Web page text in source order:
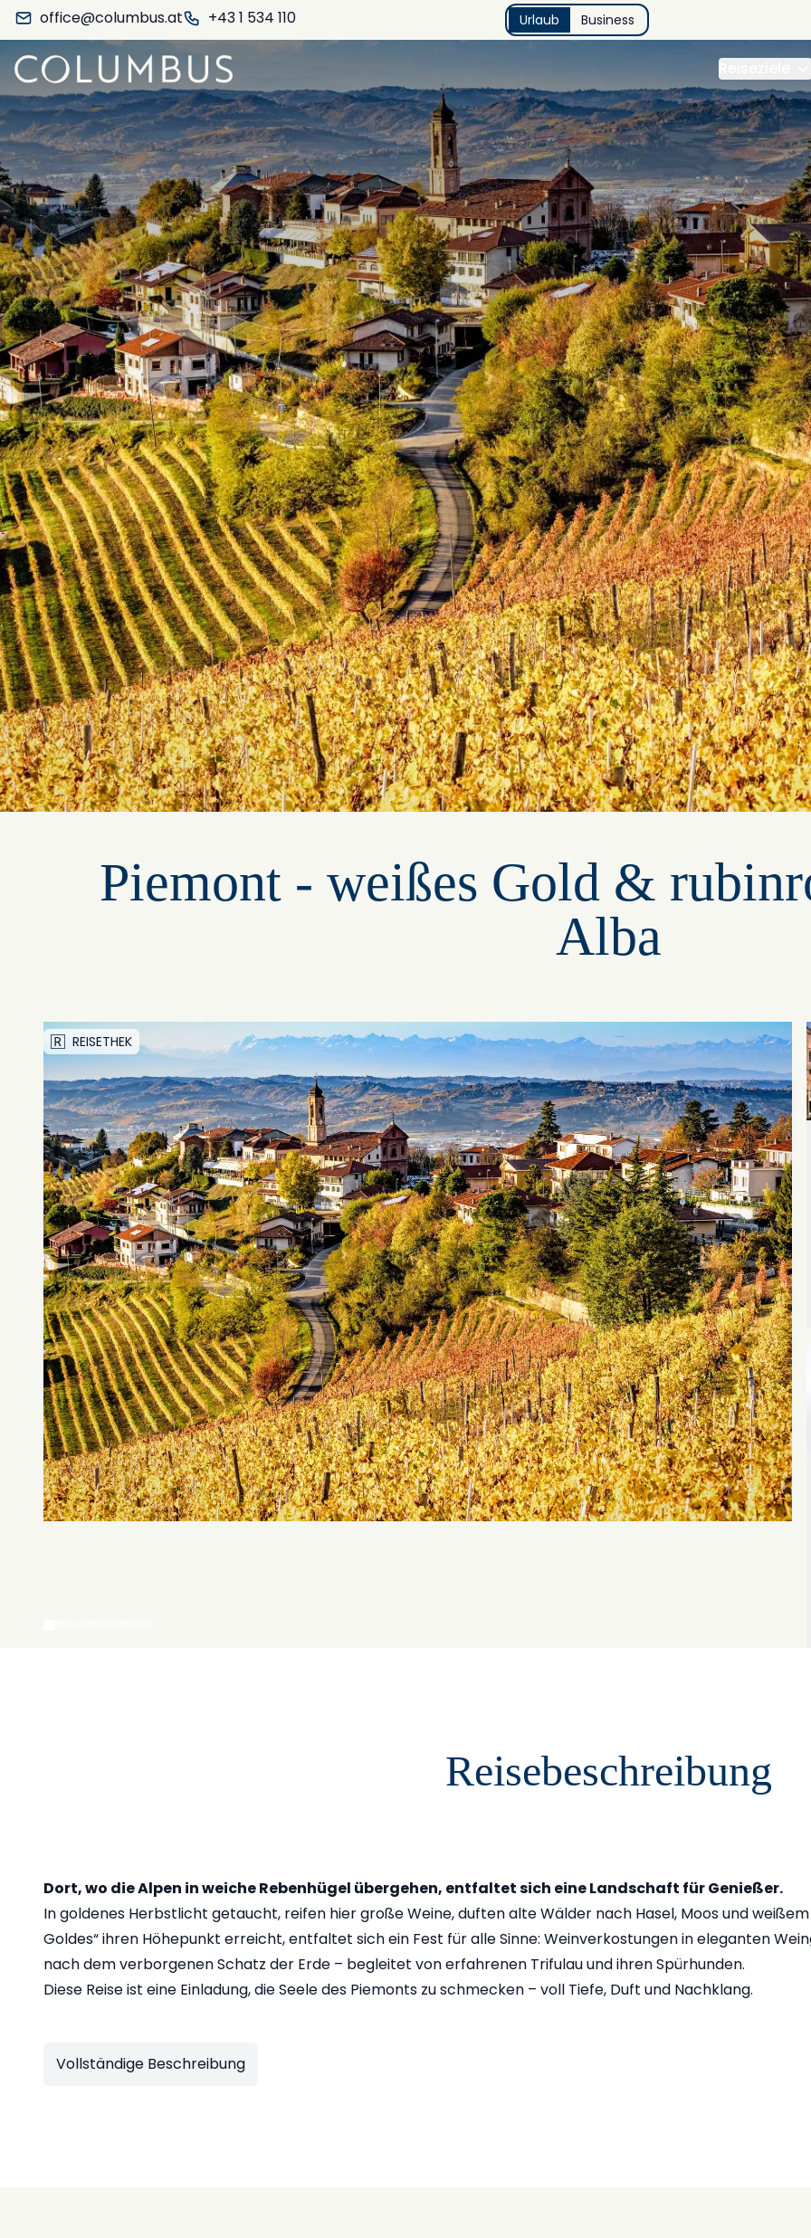
office@columbus.at +43 1 534 110 Urlaub Business
Piemont - weißes Gold &
Alba
REISETHEK
Reisebeschreibung
Dort, wo die Alpen in weiche Rebenhügel übergehen, entfaltet sich eine Landschaft für Genießer.
In goldenes Herbstlicht getaucht, reifen hier große Weine, duften alte Wälder nach Hasel, Moos und weißem
Goldes“ ihren Höhepunkt erreicht, entfaltet sich ein Fest für alle Sinne: Weinverkostungen in eleganten
nach dem verborgenen Schatz der Erde – begleitet von erfahrenen Trifulau und ihren Spürhunden.
Diese Reise ist eine Einladung, die Seele des Piemonts zu schmecken – voll Tiefe, Duft und Nachklang.
Vollständige Beschreibung